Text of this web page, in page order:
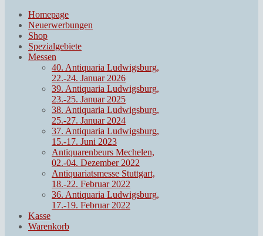
Homepage
Neuerwerbungen
Shop
Spezialgebiete
Messen
40. Antiquaria Ludwigsburg,
22.-24. Januar 2026
39. Antiquaria Ludwigsburg,
23.-25. Januar 2025
38. Antiquaria Ludwigsburg,
25.-27. Januar 2024
37. Antiquaria Ludwigsburg,
15.-17. Juni 2023
Antiquarenbeurs Mechelen,
02.-04. Dezember 2022
Antiquariatsmesse Stuttgart,
18.-22. Februar 2022
36. Antiquaria Ludwigsburg,
17.-19. Februar 2022
Kasse
Warenkorb